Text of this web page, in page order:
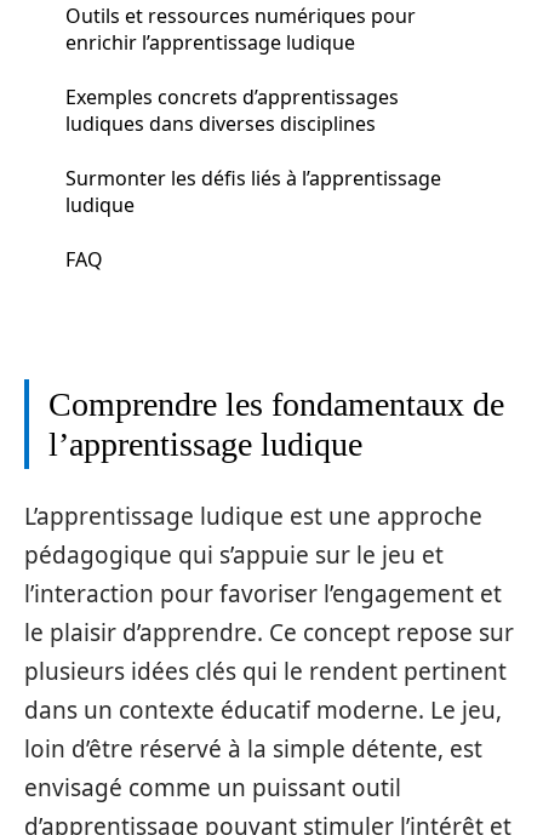
Outils et ressources numériques pour
enrichir l’apprentissage ludique
Exemples concrets d’apprentissages
ludiques dans diverses disciplines
Surmonter les défis liés à l’apprentissage
ludique
FAQ
Comprendre les fondamentaux de
l’apprentissage ludique
L’apprentissage ludique est une approche
pédagogique qui s’appuie sur le jeu et
l’interaction pour favoriser l’engagement et
le plaisir d’apprendre. Ce concept repose sur
plusieurs idées clés qui le rendent pertinent
dans un contexte éducatif moderne. Le jeu,
loin d’être réservé à la simple détente, est
envisagé comme un puissant outil
d’apprentissage pouvant stimuler l’intérêt et